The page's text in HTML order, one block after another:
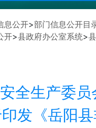
息公开>部门信息公开目
开>县政府办公室系统>
全生产委员
发《岳阳